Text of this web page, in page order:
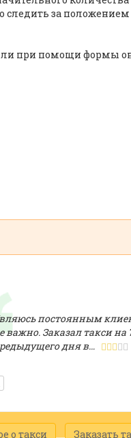
за положением
при помощи формы
постоянным
важно. Заказал такси на
дня в…
о такси Заказать